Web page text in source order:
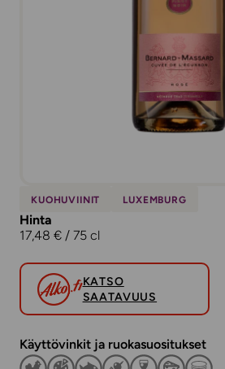
KUOHUVIINIT LUXEMBURG
Hinta
17,48 € / 75 cl
KATSO
SAATAVUUS
Käyttövinkit ja ruokasuositukset